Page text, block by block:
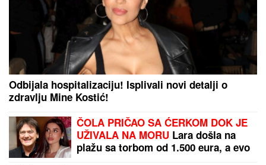
Odbijala hospitalizaciju! Isplivali novi detalji o
zdravlju Mine Kostić!
ČOLA PRIČAO SA ĆERKOM DOK JE
UŽIVALA NA MORU Lara došla na
plažu sa torbom od 1.500 eura, a evo